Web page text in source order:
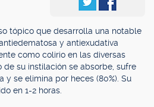
tópico que desarrolla una notable
y antiexudativa
como colirio en las diversas
de su instilación se absorbe, sufre
y se elimina por heces (80%). Su
en 1-2 horas.